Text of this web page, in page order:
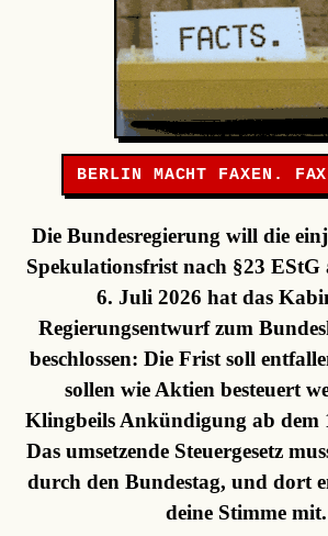
BERLIN MACHT FAXEN.
Die Bundesregierung will die
Spekulationsfrist nach §23 EStG
6. Juli 2026 hat das
Regierungsentwurf zum
beschlossen: Die Frist soll
sollen wie Aktien besteuert
Klingbeils Ankündigung ab dem
Das umsetzende Steuergesetz
durch den Bundestag, und dort
deine Stimme mit.